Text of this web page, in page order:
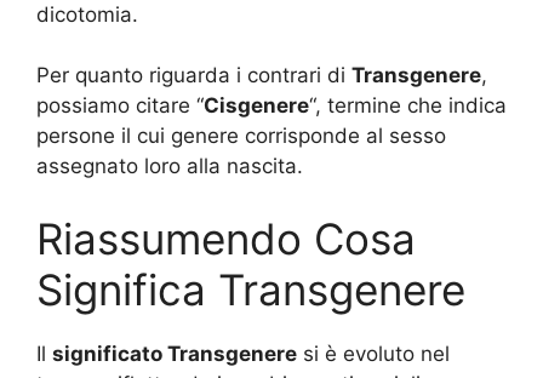
dicotomia.
Per quanto riguarda i contrari di Transgenere,
possiamo citare “Cisgenere“, termine che indica
persone il cui genere corrisponde al sesso
assegnato loro alla nascita.
Riassumendo Cosa
Significa Transgenere
Il significato Transgenere si è evoluto nel